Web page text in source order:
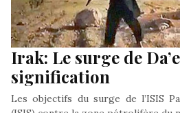
Irak: Le surge de
signification
Les objectifs du surge de l’ISIS